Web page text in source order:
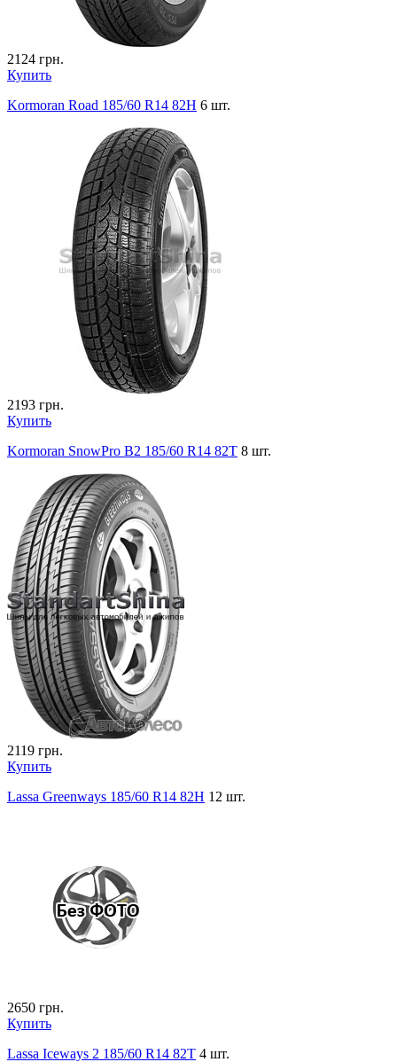
2124 грн.
Купить
Kormoran Road 185/60 R14 82H 6 шт.
2193 грн.
Купить
Kormoran SnowPro B2 185/60 R14 82T 8 шт.
2119 грн.
Купить
Lassa Greenways 185/60 R14 82H 12 шт.
2650 грн.
Купить
Lassa Iceways 2 185/60 R14 82T 4 шт.